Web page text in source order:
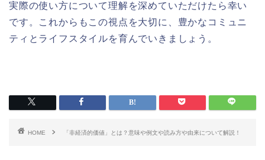
実際の使い方について理解を深めていただけたら幸い
です。これからもこの視点を大切に、豊かなコミュニ
ティとライフスタイルを育んでいきましょう。
HOME 「非経済的価値」とは？意味や例文や読み方や由来について解説！